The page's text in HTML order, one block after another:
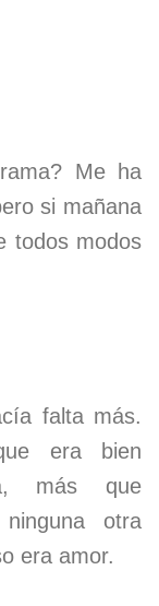
Me ha
si mañana
todos modos
falta más.
era bien
más que
otra
era amor.